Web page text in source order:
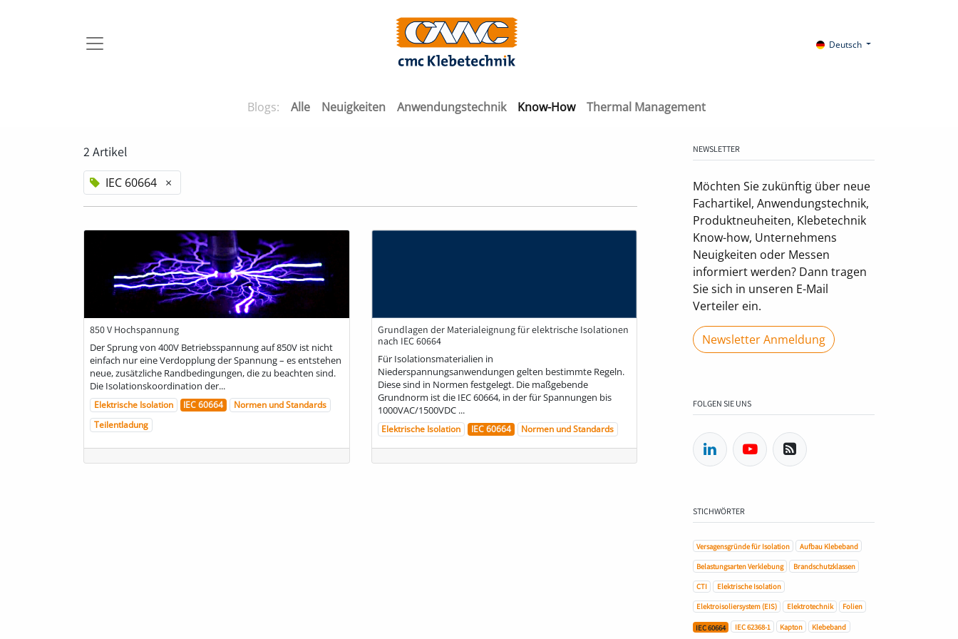
Deutsch
Blogs: Alle Neuigkeiten Anwendungstechnik Know-How Thermal Management
2 Artikel
IEC 60664 ×
850 V Hochspannung
Der Sprung von 400V Betriebsspannung auf 850V ist nicht
einfach nur eine Verdopplung der Spannung – es entstehen
neue, zusätzliche Randbedingungen, die zu beachten sind.
Die Isolationskoordination der...
Elektrische Isolation IEC 60664
Normen und Standards
Teilentladung
Grundlagen der Materialeignung für elektrische Isolationen
nach IEC 60664
Für Isolationsmaterialien in
Niederspannungsanwendungen gelten bestimmte Regeln.
Diese sind in Normen festgelegt. Die maßgebende
Grundnorm ist die IEC 60664, in der für Spannungen bis
1000VAC/1500VDC ...
Elektrische Isolation IEC 60664 Normen und Standards
NEWSLETTER
Möchten Sie zukünftig über neue
Fachartikel, Anwendungstechnik,
Produktneuheiten, Klebetechnik
Know-how, Unternehmens
Neuigkeiten oder Messen
informiert werden? Dann tragen
Sie sich in unseren E-Mail
Verteiler ein.
Newsletter Anmeldung
FOLGEN SIE UNS
STICHWÖRTER
Versagensgründe für Isolation Aufbau Klebeband
Belastungsarten Verklebung Brandschutzklassen
CTI Elektrische Isolation
Elektroisoliersystem (EIS) Elektrotechnik Folien
IEC 60664 IEC 62368-1 Kapton Klebeband